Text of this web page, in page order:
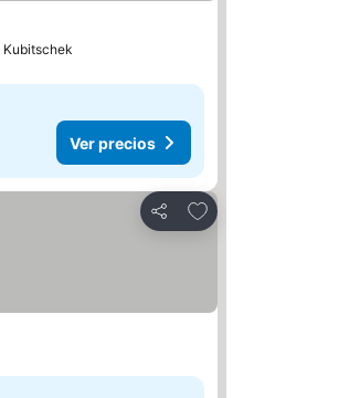
Kubitschek
Ver precios
Compartir
Agregar a favoritos